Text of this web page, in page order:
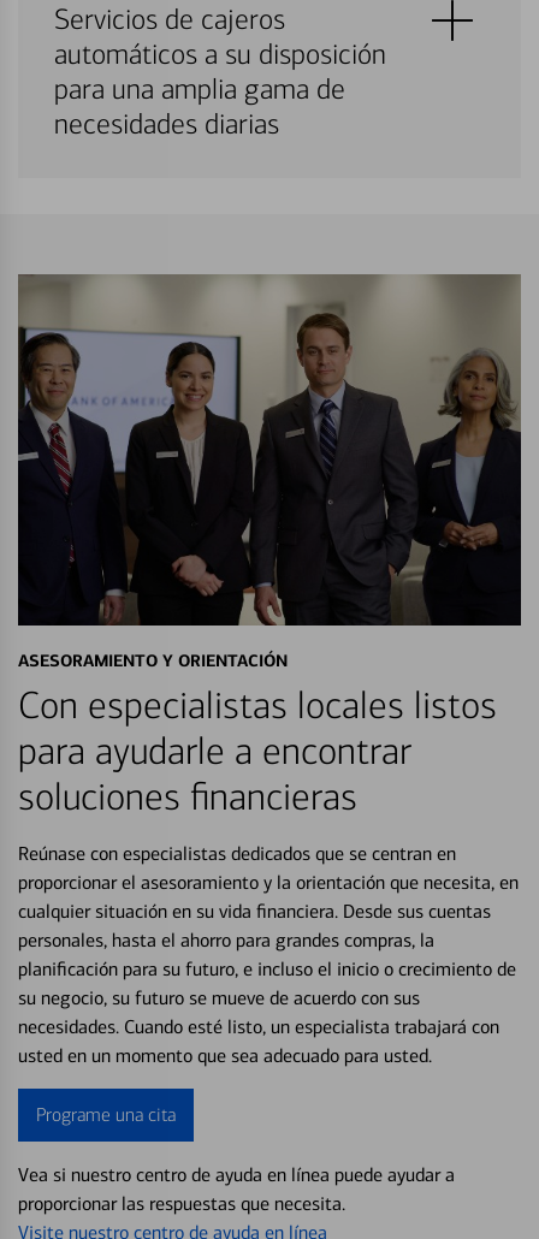
Servicios de cajeros
automáticos a su disposición
para una amplia gama de
necesidades diarias
ASESORAMIENTO Y ORIENTACIÓN
Con especialistas locales listos
para ayudarle a encontrar
soluciones financieras
Reúnase con especialistas dedicados que se centran en
proporcionar el asesoramiento y la orientación que necesita, en
cualquier situación en su vida financiera. Desde sus cuentas
personales, hasta el ahorro para grandes compras, la
planificación para su futuro, e incluso el inicio o crecimiento de
su negocio, su futuro se mueve de acuerdo con sus
necesidades. Cuando esté listo, un especialista trabajará con
usted en un momento que sea adecuado para usted.
Programe una cita
Vea si nuestro centro de ayuda en línea puede ayudar a
proporcionar las respuestas que necesita.
Visite nuestro centro de ayuda en línea